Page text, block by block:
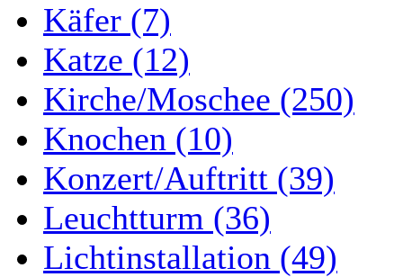
Käfer (7)
Katze (12)
Kirche/Moschee (250)
Knochen (10)
Konzert/Auftritt (39)
Leuchtturm (36)
Lichtinstallation (49)